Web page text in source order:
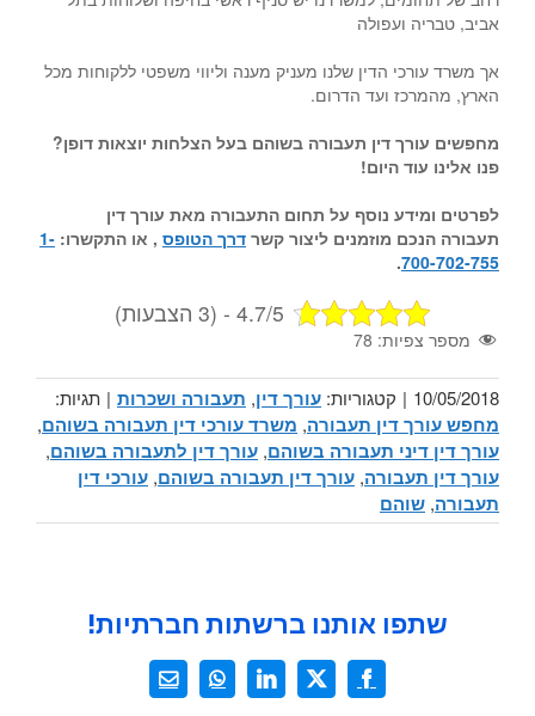
אביב, טבריה ועפולה
אך משרד עורכי הדין שלנו מעניק מענה וליווי משפטי ללקוחות מכל
הארץ, מהמרכז ועד הדרום.
מחפשים עורך דין תעבורה בשוהם בעל הצלחות יוצאות דופן?
פנו אלינו עוד היום!
לפרטים ומידע נוסף על תחום התעבורה מאת עורך דין
תעבורה הנכם מוזמנים ליצור קשר דרך הטופס , או התקשרו: 1-
700-702-755
.
4.7/5 - (3 הצבעות)
מספר צפיות: 78
10/05/2018
| קטגוריות: עורך דין, תעבורה ושכרות | תגיות:
מחפש עורך דין תעבורה, משרד עורכי דין תעבורה בשוהם,
עורך דין דיני תעבורה בשוהם, עורך דין לתעבורה בשוהם,
עורך דין תעבורה, עורך דין תעבורה בשוהם, עורכי דין
תעבורה, שוהם
שתפו אותנו ברשתות חברתיות!
Facebook
X
LinkedIn
WhatsApp
כתובת